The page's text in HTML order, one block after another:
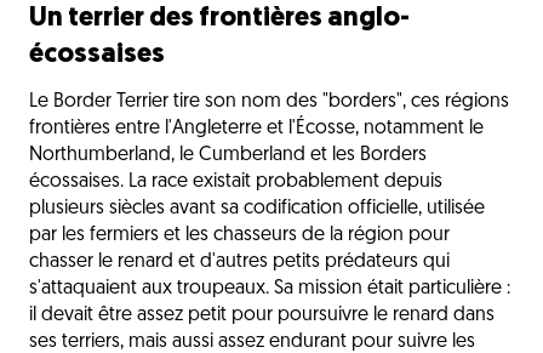
Un terrier des frontières anglo-
écossaises
Le Border Terrier tire son nom des "borders", ces régions
frontières entre l'Angleterre et l'Écosse, notamment le
Northumberland, le Cumberland et les Borders
écossaises. La race existait probablement depuis
plusieurs siècles avant sa codification officielle, utilisée
par les fermiers et les chasseurs de la région pour
chasser le renard et d'autres petits prédateurs qui
s'attaquaient aux troupeaux. Sa mission était particulière :
il devait être assez petit pour poursuivre le renard dans
ses terriers, mais aussi assez endurant pour suivre les